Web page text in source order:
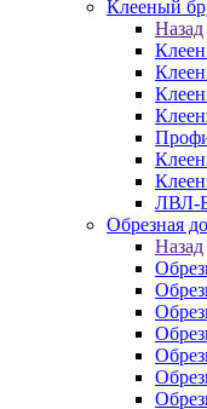
Клееный
Назад
ЛВЛ-
Обрезная
Назад